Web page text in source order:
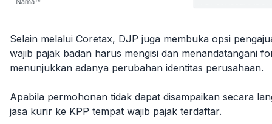
Selain melalui Coretax, DJP juga membuka opsi
wajib pajak badan harus mengisi dan menandatangani
menunjukkan adanya perubahan identitas perusahaan.
Apabila permohonan tidak dapat disampaikan secara
jasa kurir ke KPP tempat wajib pajak terdaftar.